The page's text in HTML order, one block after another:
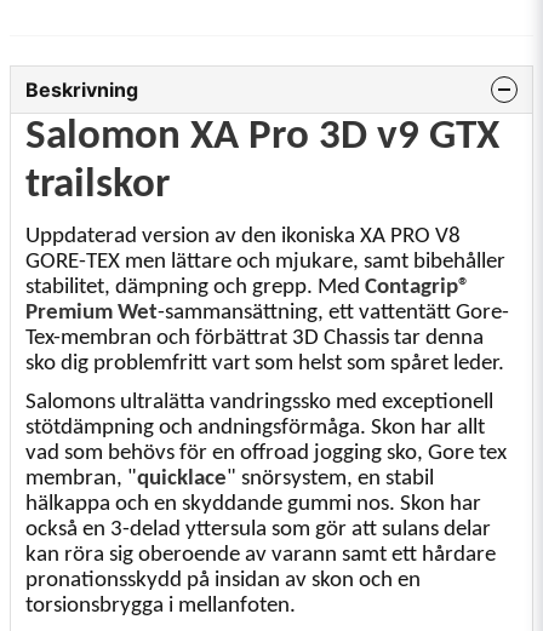
Beskrivning
Salomon XA Pro 3D v9 GTX
trailskor
Uppdaterad version av den ikoniska XA PRO V8
GORE-TEX men lättare och mjukare, samt bibehåller
stabilitet, dämpning och grepp. Med Contagrip®
Premium Wet-sammansättning, ett vattentätt Gore-
Tex-membran och förbättrat 3D Chassis tar denna
sko dig problemfritt vart som helst som spåret leder.
Salomons ultralätta vandringssko med exceptionell
stötdämpning och andningsförmåga. Skon har allt
vad som behövs för en offroad jogging sko, Gore tex
membran, "quicklace" snörsystem, en stabil
hälkappa och en skyddande gummi nos. Skon har
också en 3-delad yttersula som gör att sulans delar
kan röra sig oberoende av varann samt ett hårdare
pronationsskydd på insidan av skon och en
torsionsbrygga i mellanfoten.